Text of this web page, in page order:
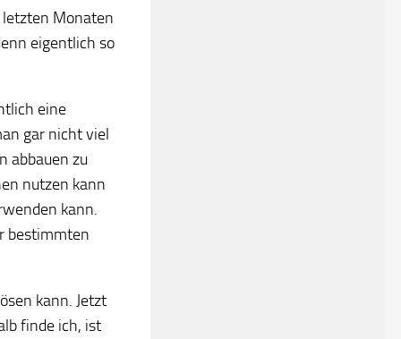
letzten Monaten
eigentlich so
eine
gar nicht viel
abbauen zu
nutzen kann
kann.
bestimmten
kann. Jetzt
finde ich, ist